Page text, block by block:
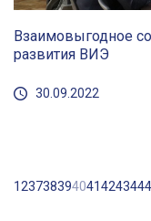
Взаимовыгодное
развития ВИЭ
30.09.2022
123738394041424344